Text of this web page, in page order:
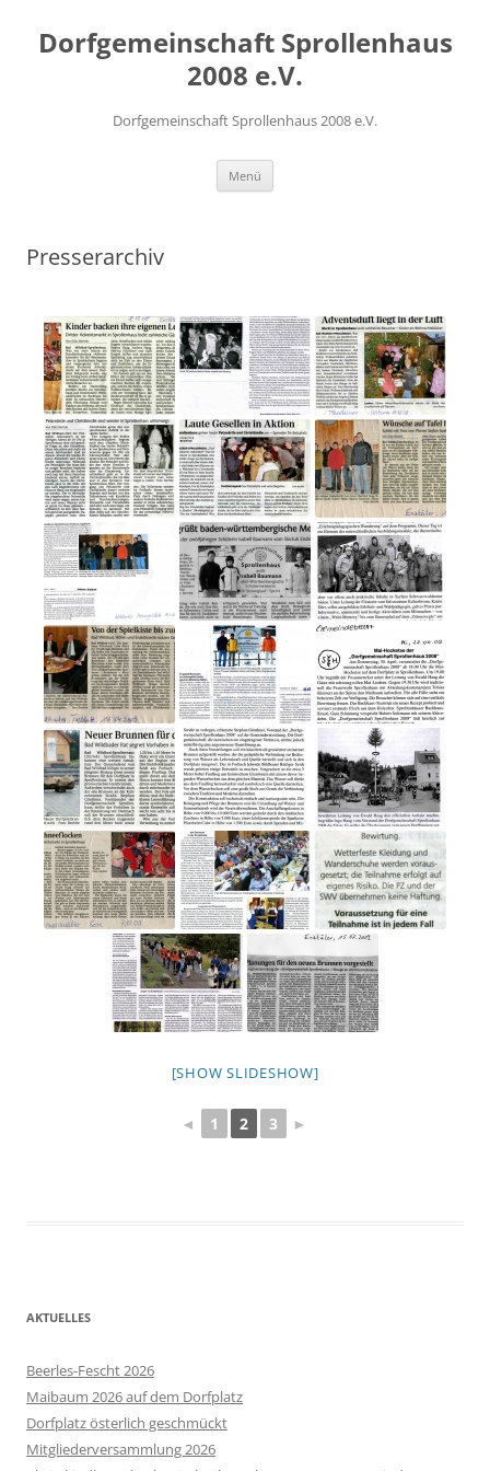
springen
Dorfgemeinschaft Sprollenhaus
2008 e.V.
Dorfgemeinschaft Sprollenhaus 2008 e.V.
Menü
Presserarchiv
[SHOW SLIDESHOW]
◄ 1 2 3 ►
AKTUELLES
Beerles-Fescht 2026
Maibaum 2026 auf dem Dorfplatz
Dorfplatz österlich geschmückt
Mitgliederversammlung 2026